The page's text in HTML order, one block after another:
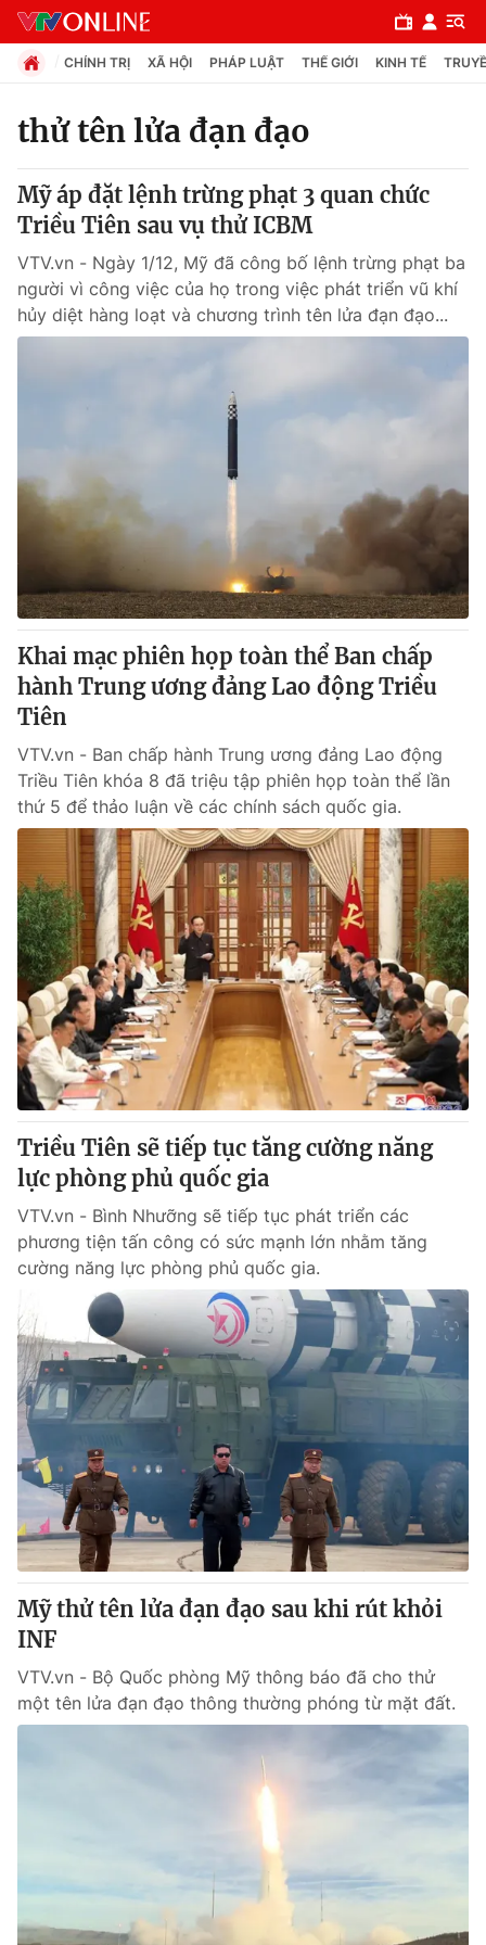
Chuyên mục
Chính trị
Xã hội
Pháp luật
Tin tức
Thế giới đó đây
Câu chuyện quốc tế
Kinh tế
Tài chính
Thị trường
Góc doanh nghiệp
Dữ liệu và đời sống
Truyền hình
Phim VTV
Hậu trường
Nhân vật
Khán giả
Giải sao mai
Giải trí
Điện ảnh
Âm nhạc
Đời sống
Du lịch
Làm đẹp
Chất lượng cuộc sống
Giáo dục
Tuyển sinh
Học trực tuyến
Công nghệ
Hitech Công nghệ tương lai
Sản phẩm
Thị trường
Tư vấn
Giao lưu trực tuyến
Lịch phát sóng
Chuyên mục khác
Emagazine Podcast
Photo Infographic
Video Shorts video
VTV Money VTV Thể thao
VTV Sức khoẻ Bất động sản
Thị trường 24h Tấm lòng Việt
VTV4 Vươn mình bằng AI
VTV9 VTV8
Cơ quan chủ quản:
Đài Truyền hình Việt Nam
Cơ quan báo chí: Thời báo VTV
CHÍNH TRỊ XÃ HỘI PHÁP LUẬT THẾ GIỚI KINH TẾ
thử tên lửa đạn đạo
Mỹ áp đặt lệnh trừng phạt 3 quan chức
Triều Tiên sau vụ thử ICBM
VTV.vn - Ngày 1/12, Mỹ đã công bố lệnh trừng phạt ba
người vì công việc của họ trong việc phát triển vũ khí
hủy diệt hàng loạt và chương trình tên lửa đạn đạo...
Khai mạc phiên họp toàn thể Ban chấp
hành Trung ương đảng Lao động Triều
Tiên
VTV.vn - Ban chấp hành Trung ương đảng Lao động
Triều Tiên khóa 8 đã triệu tập phiên họp toàn thể lần
thứ 5 để thảo luận về các chính sách quốc gia.
Triều Tiên sẽ tiếp tục tăng cường năng
lực phòng phủ quốc gia
VTV.vn - Bình Nhưỡng sẽ tiếp tục phát triển các
phương tiện tấn công có sức mạnh lớn nhằm tăng
cường năng lực phòng phủ quốc gia.
Mỹ thử tên lửa đạn đạo sau khi rút khỏi
INF
VTV.vn - Bộ Quốc phòng Mỹ thông báo đã cho thử
một tên lửa đạn đạo thông thường phóng từ mặt đất.